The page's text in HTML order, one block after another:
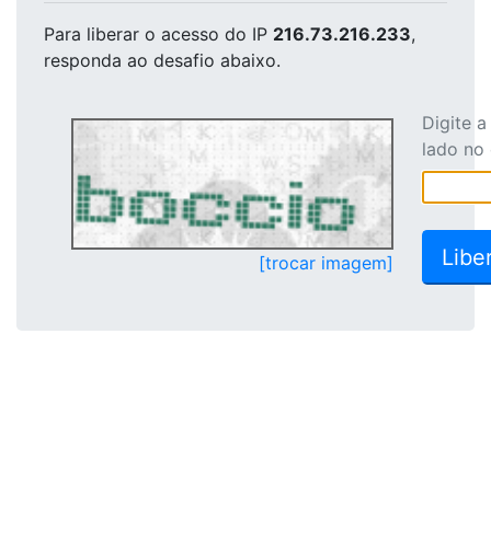
Para liberar o acesso do IP 216.73.216.233,
responda ao desafio abaixo.
[trocar imagem]
Digite
lado no